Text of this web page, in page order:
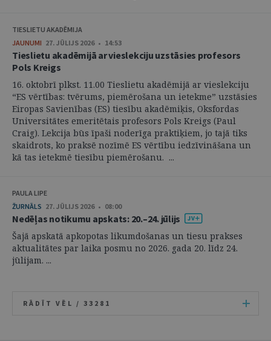
TIESLIETU AKADĒMIJA
JAUNUMI 27. JŪLIJS 2026 • 14:53
Tieslietu akadēmijā ar vieslekciju uzstāsies profesors
Pols Kreigs
16. oktobrī plkst. 11.00 Tieslietu akadēmijā ar vieslekciju
“ES vērtības: tvērums, piemērošana un ietekme” uzstāsies
Eiropas Savienības (ES) tiesību akadēmiķis, Oksfordas
Universitātes emeritētais profesors Pols Kreigs (Paul
Craig). Lekcija būs īpaši noderīga praktiķiem, jo tajā tiks
skaidrots, ko praksē nozīmē ES vērtību iedzīvināšana un
kā tas ietekmē tiesību piemērošanu. ...
PAULA LIPE
ŽURNĀLS 27. JŪLIJS 2026 • 08:00
Nedēļas notikumu apskats: 20.–24. jūlijs
Šajā apskatā apkopotas likumdošanas un tiesu prakses
aktualitātes par laika posmu no 2026. gada 20. līdz 24.
jūlijam. ...
RĀDĪT VĒL / 33281